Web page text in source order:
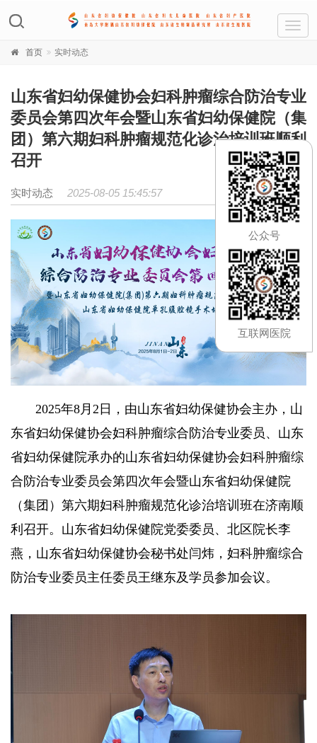
首页 实时动态
山东省妇幼保健协会妇科肿瘤综合防治专业
委员会第四次年会暨山东省妇幼保健院（集
团）第六期妇科肿瘤规范化诊治培训班顺利
召开
实时动态 2025-08-05 15:45:57
2025年8月2日，由山东省妇幼保健协会主办，山
东省妇幼保健协会妇科肿瘤综合防治专业委员、山东
省妇幼保健院承办的山东省妇幼保健协会妇科肿瘤综
合防治专业委员会第四次年会暨山东省妇幼保健院
（集团）第六期妇科肿瘤规范化诊治培训班在济南顺
利召开。山东省妇幼保健院党委委员、北区院长李
燕， 山东省妇幼保健协会秘书处闫炜，妇科肿瘤综合
防治专业委员主任委员王继东及学员参加会议。
公众号
互联网医院